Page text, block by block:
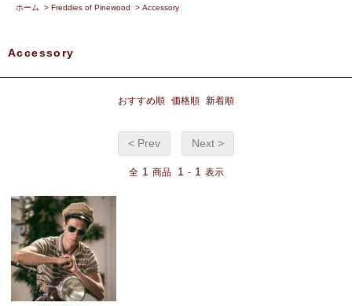
ホーム > Freddies of Pinewood > Accessory
Accessory
おすすめ順 価格順 新着順
< Prev Next >
全 1 商品 1 - 1 表示